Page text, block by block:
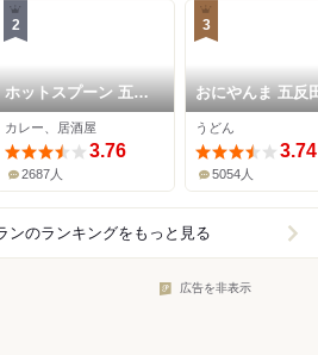
2
ホットスプーン 五反
田店
カレー、居酒屋
3.76
2687人
3
おにやんま 五反
店
うどん
3.74
5054人
ンのランキングをもっと見る
広告を非表示